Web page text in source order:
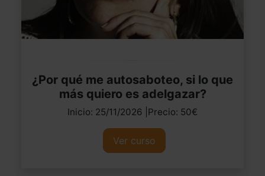
¿Por qué me autosaboteo, si lo que
más quiero es adelgazar?
Inicio: 25/11/2026 |Precio: 50€
Ver curso